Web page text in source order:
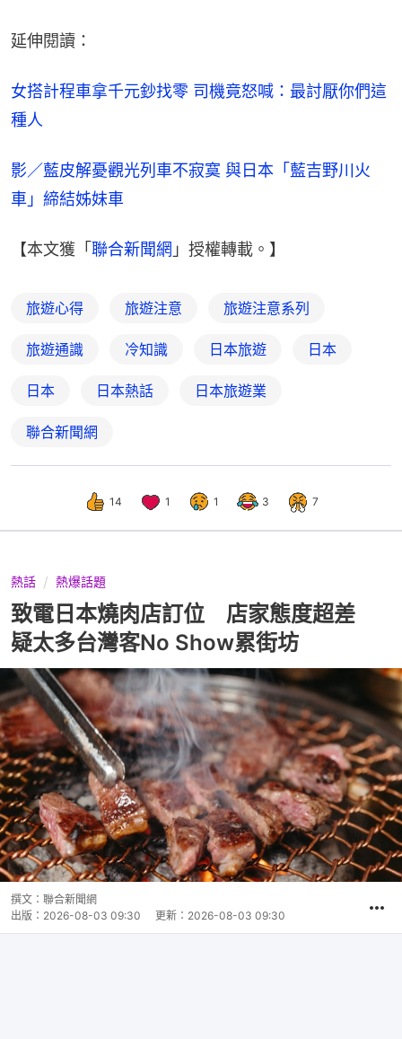
延伸閱讀：
女搭計程車拿千元鈔找零 司機竟怒喊：最討厭你們這
種人
影／藍皮解憂觀光列車不寂寞 與日本「藍吉野川火
車」締結姊妹車
【本文獲「聯合新聞網 」授權轉載。】
旅遊心得 旅遊注意 旅遊注意系列
旅遊通識 冷知識 日本旅遊 日本
日本 日本熱話 日本旅遊業
聯合新聞網
14 1 1 3 7
熱話 熱爆話題
致電日本燒肉店訂位 店家態度超差
疑太多台灣客No Show累街坊
撰文： 聯合新聞網
出版： 2026-08-03 09:30 更新： 2026-08-03 09:30